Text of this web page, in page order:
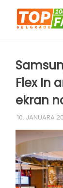
content
Flex In
ekran
10. JANUARA